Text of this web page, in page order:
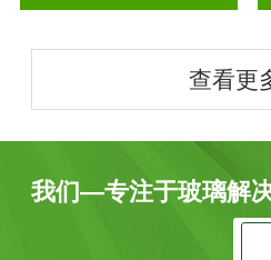
查看更
我们—专注于玻璃解